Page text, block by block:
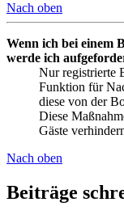
Nach oben
Wenn ich bei einem
werde ich
Nur registrierte
Funktion für
diese von der
Diese
Gäste
Nach oben
Beiträge